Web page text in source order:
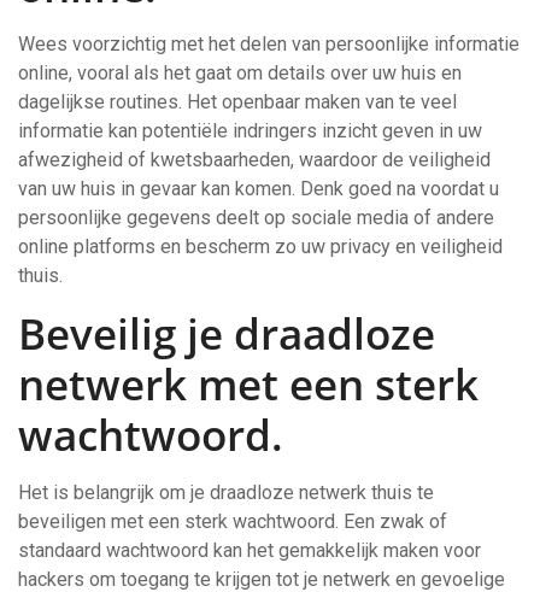
Wees voorzichtig met het delen van persoonlijke informatie
online, vooral als het gaat om details over uw huis en
dagelijkse routines. Het openbaar maken van te veel
informatie kan potentiële indringers inzicht geven in uw
afwezigheid of kwetsbaarheden, waardoor de veiligheid
van uw huis in gevaar kan komen. Denk goed na voordat u
persoonlijke gegevens deelt op sociale media of andere
online platforms en bescherm zo uw privacy en veiligheid
thuis.
Beveilig je draadloze
netwerk met een sterk
wachtwoord.
Het is belangrijk om je draadloze netwerk thuis te
beveiligen met een sterk wachtwoord. Een zwak of
standaard wachtwoord kan het gemakkelijk maken voor
hackers om toegang te krijgen tot je netwerk en gevoelige